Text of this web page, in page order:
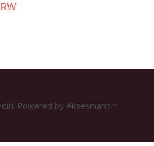
Powered by Aksesmandiri